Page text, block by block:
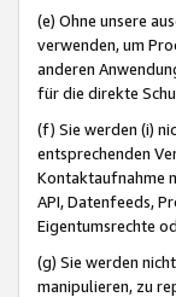
(e) Ohne unsere
verwenden, um
anderen
für die direkte
(f) Sie werden (i)
entsprechenden
Kontaktaufnahme
API, Datenfeeds,
Eigentumsrechte
(g) Sie werden
manipulieren, zu